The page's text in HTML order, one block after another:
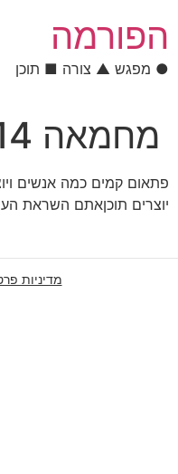
הפורמה
● מפגש ▲ צורה ■ תוכן
מחמאה #9914
פתאום קמים כמה אנשים
יוצרים תוכןאתם השראת
מדיניות